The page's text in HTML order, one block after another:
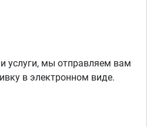
услуги, мы отправляем вам
в электронном виде.